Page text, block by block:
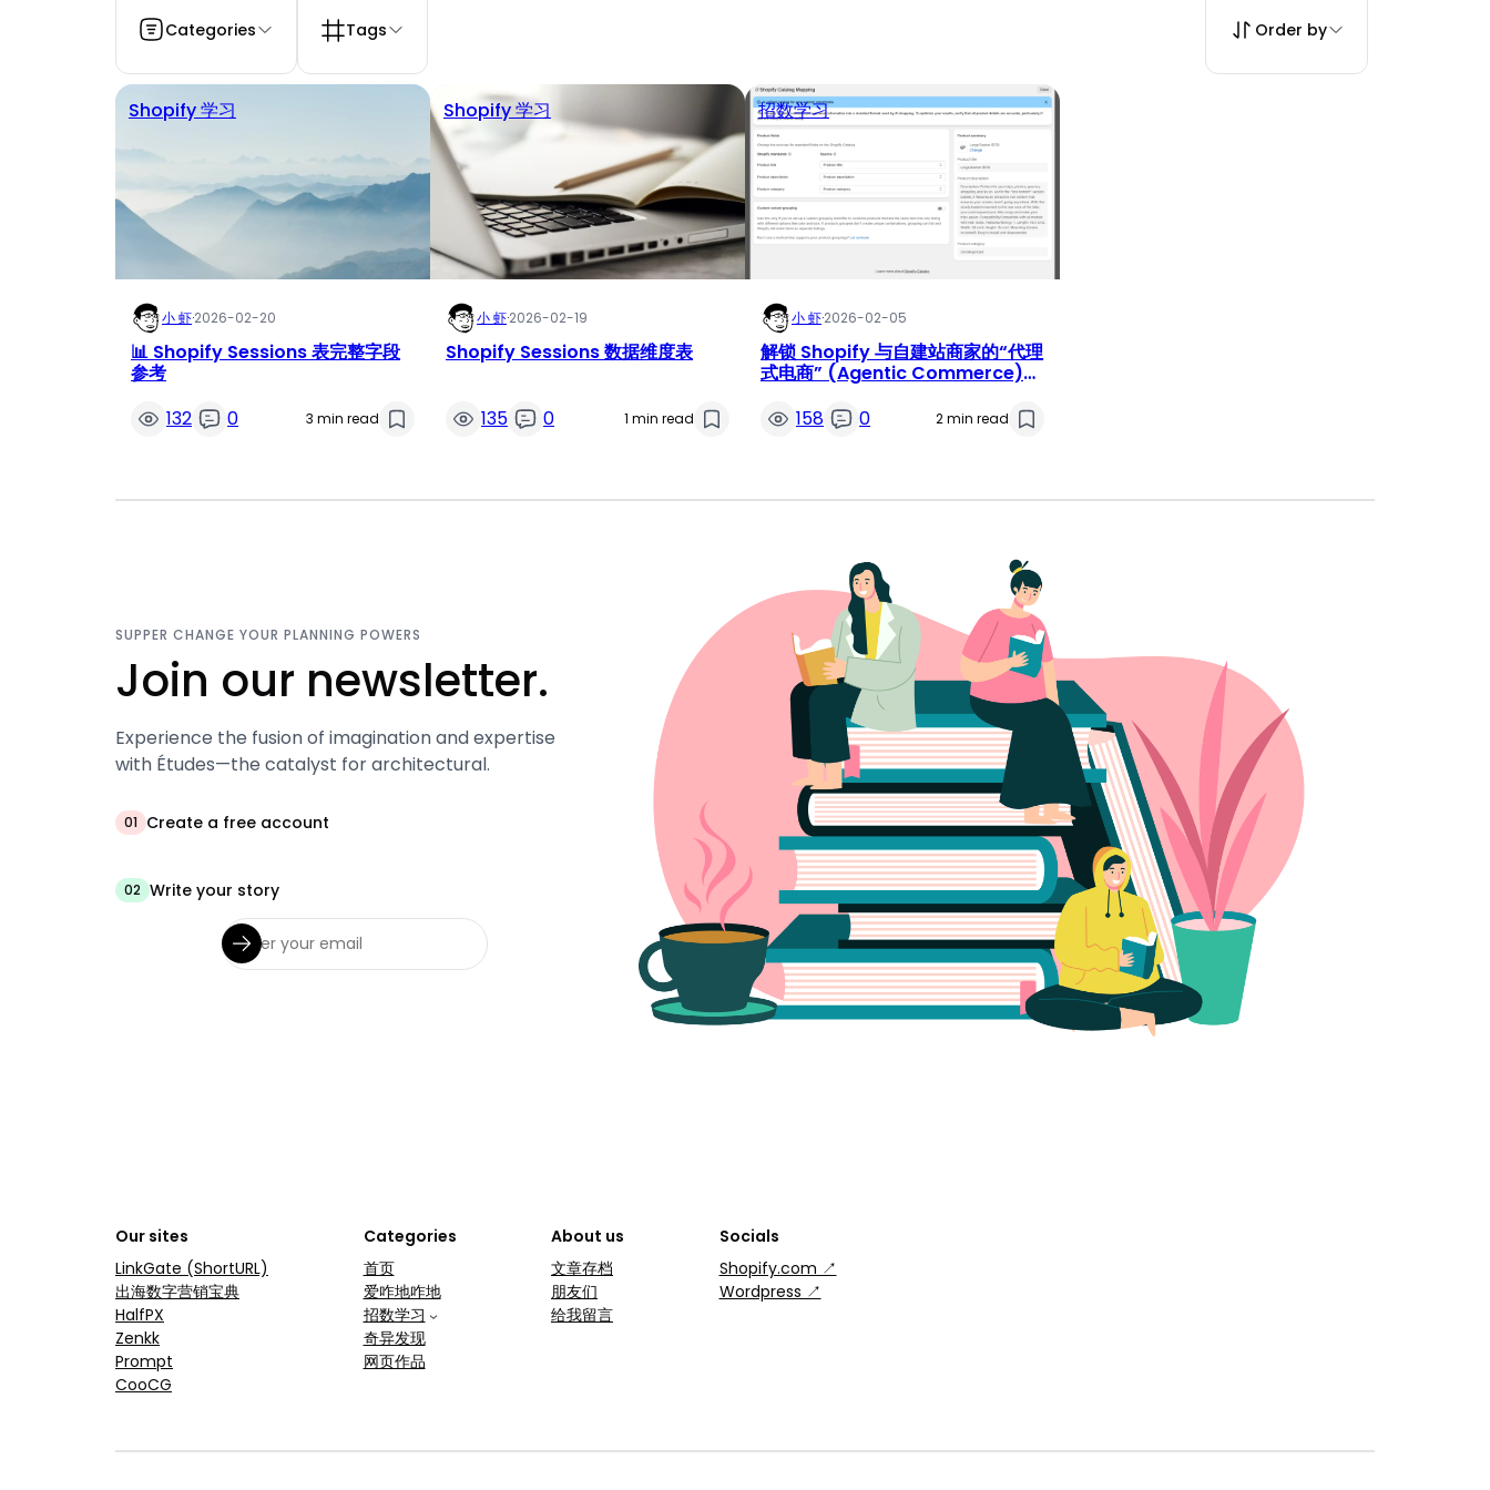
Categories Tags Order by
Shopify 学习
小 虾·2026-02-20
📊 Shopify Sessions 表完整字段
参考
132
0 3 min read
Shopify 学习
小 虾·2026-02-19
Shopify Sessions 数据维度表
135 0 1 min read
招数学习
小 虾·2026-02-05
解锁 Shopify 与自建站商家的“代理
式电商” (Agentic Commerce)
158
0 2 min read
SUPPER CHANGE YOUR PLANNING POWERS
Join our newsletter.
Experience the fusion of imagination and expertise
with Études—the catalyst for architectural.
01 Create a free account
02 Write your story
Our sites
LinkGate (ShortURL)
出海数字营销宝典
HalfPX
Zenkk
Prompt
CooCG
Categories
首页
爱咋地咋地
招数学习
奇异发现
网页作品
About us
文章存档
朋友们
给我留言
Socials
Shopify.com ↗
Wordpress ↗